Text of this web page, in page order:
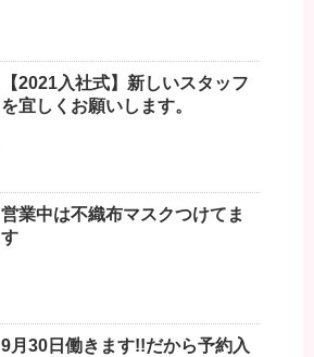
【2021入社式】新しいスタッフ
を宜しくお願いします。
営業中は不織布マスクつけてま
す
9月30日働きます!!だから予約入